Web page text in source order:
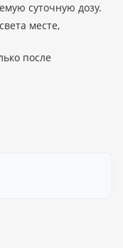
суточную дозу.
месте,
после